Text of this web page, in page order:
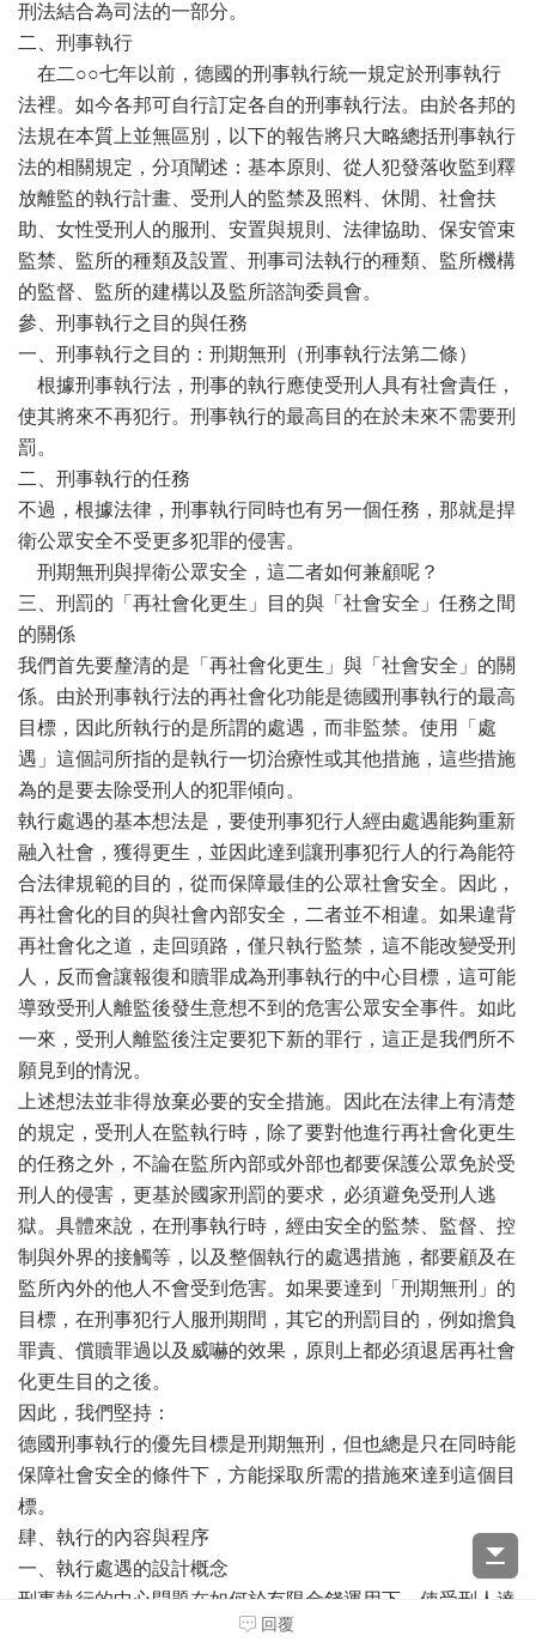
刑法結合為司法的一部分。
二、刑事執行
在二○○七年以前，德國的刑事執行統一規定於刑事執行
法裡。如今各邦可自行訂定各自的刑事執行法。由於各邦的
法規在本質上並無區別，以下的報告將只大略總括刑事執行
法的相關規定，分項闡述：基本原則、從人犯發落收監到釋
放離監的執行計畫、受刑人的監禁及照料、休閒、社會扶
助、女性受刑人的服刑、安置與規則、法律協助、保安管束
監禁、監所的種類及設置、刑事司法執行的種類、監所機構
的監督、監所的建構以及監所諮詢委員會。
參、刑事執行之目的與任務
一、刑事執行之目的：刑期無刑（刑事執行法第二條）
根據刑事執行法，刑事的執行應使受刑人具有社會責任，
使其將來不再犯行。刑事執行的最高目的在於未來不需要刑
罰。
二、刑事執行的任務
不過，根據法律，刑事執行同時也有另一個任務，那就是捍
衛公眾安全不受更多犯罪的侵害。
刑期無刑與捍衛公眾安全，這二者如何兼顧呢？
三、刑罰的「再社會化更生」目的與「社會安全」任務之間
的關係
我們首先要釐清的是「再社會化更生」與「社會安全」的關
係。由於刑事執行法的再社會化功能是德國刑事執行的最高
目標，因此所執行的是所謂的處遇，而非監禁。使用「處
遇」這個詞所指的是執行一切治療性或其他措施，這些措施
為的是要去除受刑人的犯罪傾向。
執行處遇的基本想法是，要使刑事犯行人經由處遇能夠重新
融入社會，獲得更生，並因此達到讓刑事犯行人的行為能符
合法律規範的目的，從而保障最佳的公眾社會安全。因此，
再社會化的目的與社會內部安全，二者並不相違。如果違背
再社會化之道，走回頭路，僅只執行監禁，這不能改變受刑
人，反而會讓報復和贖罪成為刑事執行的中心目標，這可能
導致受刑人離監後發生意想不到的危害公眾安全事件。如此
一來，受刑人離監後注定要犯下新的罪行，這正是我們所不
願見到的情況。
上述想法並非得放棄必要的安全措施。因此在法律上有清楚
的規定，受刑人在監執行時，除了要對他進行再社會化更生
的任務之外，不論在監所內部或外部也都要保護公眾免於受
刑人的侵害，更基於國家刑罰的要求，必須避免受刑人逃
獄。具體來說，在刑事執行時，經由安全的監禁、監督、控
制與外界的接觸等，以及整個執行的處遇措施，都要顧及在
監所內外的他人不會受到危害。如果要達到「刑期無刑」的
目標，在刑事犯行人服刑期間，其它的刑罰目的，例如擔負
罪責、償贖罪過以及威嚇的效果，原則上都必須退居再社會
化更生目的之後。
因此，我們堅持：
德國刑事執行的優先目標是刑期無刑，但也總是只在同時能
保障社會安全的條件下，方能採取所需的措施來達到這個目
標。
肆、執行的內容與程序
一、執行處遇的設計概念
刑事執行的中心問題在如何於有限金錢運用下，使受刑人達
到有效的再社會化更生目的。如果僅只監禁受刑人，當然無
回覆